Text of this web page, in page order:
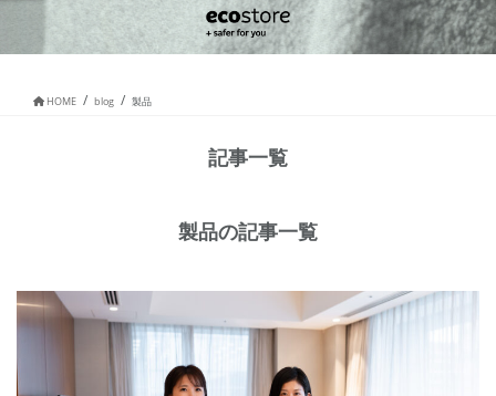
HOME blog 製品
記事一覧
製品の記事一覧